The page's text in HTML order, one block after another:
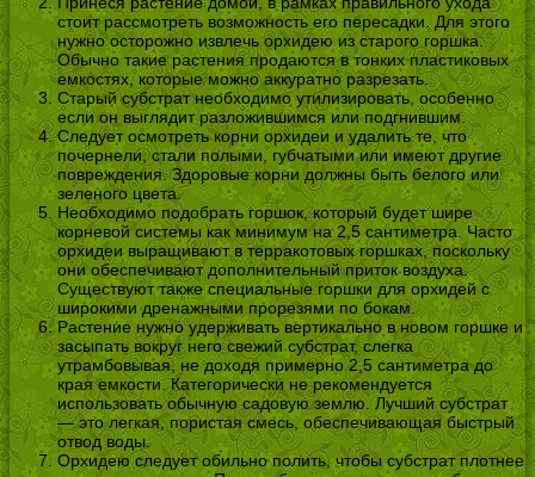
стоит рассмотреть возможность его пересадки. Для этого
нужно осторожно извлечь орхидею из старого горшка.
Обычно такие растения продаются в тонких пластиковых
емкостях, которые можно аккуратно разрезать.
Старый субстрат необходимо утилизировать, особенно
если он выглядит разложившимся или подгнившим.
Следует осмотреть корни орхидеи и удалить те, что
почернели, стали полыми, губчатыми или имеют другие
повреждения. Здоровые корни должны быть белого или
зеленого цвета.
Необходимо подобрать горшок, который будет шире
корневой системы как минимум на 2,5 сантиметра. Часто
орхидеи выращивают в терракотовых горшках, поскольку
они обеспечивают дополнительный приток воздуха.
Существуют также специальные горшки для орхидей с
широкими дренажными прорезями по бокам.
Растение нужно удерживать вертикально в новом горшке и
засыпать вокруг него свежий субстрат, слегка
утрамбовывая, не доходя примерно 2,5 сантиметра до
края емкости. Категорически не рекомендуется
использовать обычную садовую землю. Лучший субстрат
— это легкая, пористая смесь, обеспечивающая быстрый
отвод воды.
Орхидею следует обильно полить, чтобы субстрат плотнее